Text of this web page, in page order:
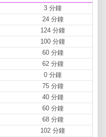
3 分鐘
24 分鐘
124 分鐘
100 分鐘
60 分鐘
62 分鐘
0 分鐘
75 分鐘
40 分鐘
60 分鐘
68 分鐘
102 分鐘